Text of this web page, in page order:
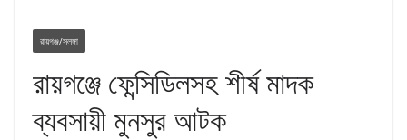
রায়গঞ্জ/সলঙ্গা
রায়গঞ্জে ফেন্সিডিলসহ শীর্ষ মাদক
ব্যবসায়ী মুনসুর আটক